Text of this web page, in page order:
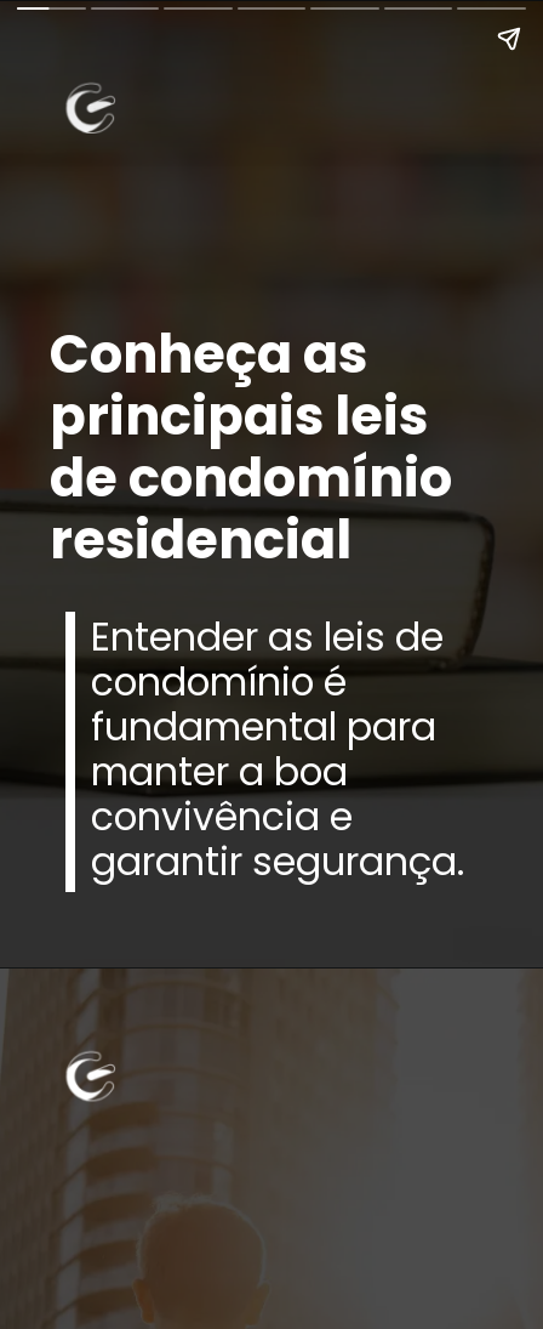
Conheça as
principais leis
de condomínio
residencial
Entender as leis de
condomínio é
fundamental para
manter a boa
convivência e
garantir segurança.